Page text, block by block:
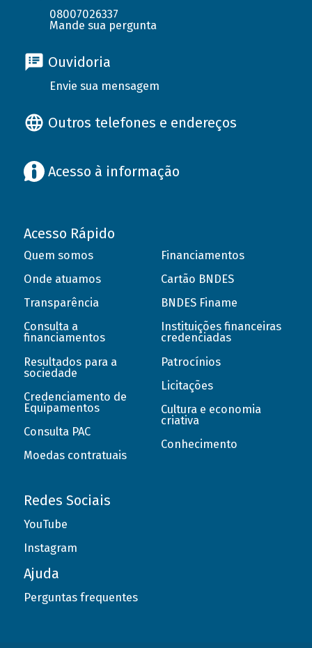
08007026337
Mande sua pergunta
Ouvidoria
Envie sua mensagem
Outros telefones e endereços
Acesso à informação
Acesso Rápido
Quem somos
Onde atuamos
Transparência
Consulta a
financiamentos
Resultados para a
sociedade
Credenciamento de
Equipamentos
Consulta PAC
Moedas contratuais
Financiamentos
Cartão BNDES
BNDES Finame
Instituições financeiras
credenciadas
Patrocínios
Licitações
Cultura e economia
criativa
Conhecimento
Redes Sociais
YouTube
Instagram
Ajuda
Perguntas frequentes